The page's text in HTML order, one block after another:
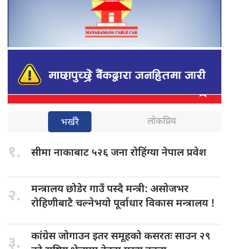
भर्खरै लोकप्रिय
१. सीमा नाकाबाट ५२६ जना रोहिंग्या नेपाल प्रवेश
२. मन्त्रालय छोडेरगाउँ पस्दै मन्त्री: असोजभर
रोहिणीबाटै चल्नेभयो पूर्वाधार विकास मन्त्रालय !
३. कांग्रेस जोगाउनइतर समूहको कसरतः साउन २९